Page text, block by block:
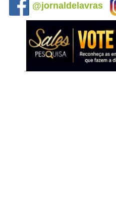
@jornaldelavras